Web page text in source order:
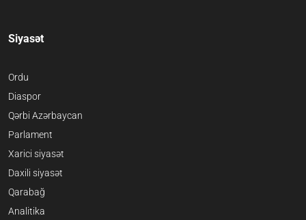
Siyasət
Ordu
Diaspor
Qərbi Azərbaycan
Parlament
Xarici siyasət
Daxili siyasət
Qarabağ
Analitika